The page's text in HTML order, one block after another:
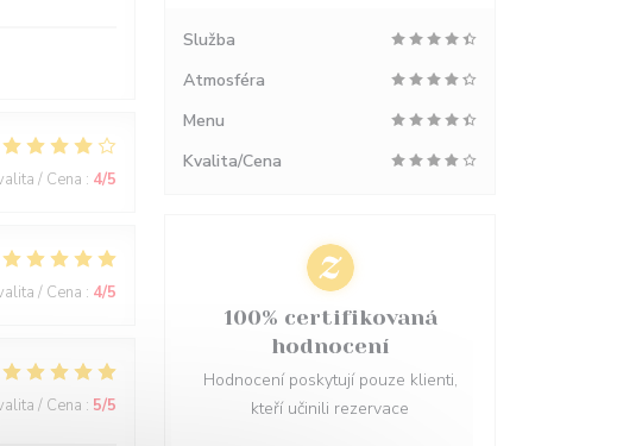
/ Cena : 4/5
/ Cena : 4/5
/ Cena : 5/5
Služba
Atmosféra
Menu
Kvalita/Cena
100% certifikovaná
hodnocení
Hodnocení poskytují pouze klienti,
kteří učinili rezervace